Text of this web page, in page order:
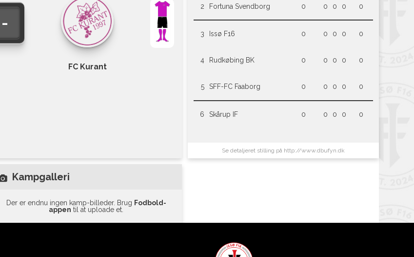
-
FC Kurant
2 Fortuna Svendborg 0 0 0 0 0
3 Issø F16 0 0 0 0 0
4 Rudkøbing BK 0 0 0 0 0
5 SFF-FC Faaborg 0 0 0 0 0
6 Skårup IF 0 0 0 0 0
Se detaljeret stilling på http://www.dbufyn.dk
Kampgalleri
Der er endnu ingen kamp-billeder. Brug Fodbold-
appen til at uploade et.